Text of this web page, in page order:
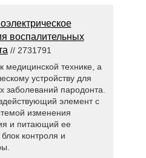
воспалительных
// 2731791
медицинской технике, а
устройству для
заболеваний пародонта.
элемент с
изменения
и питающий ее
контроля и